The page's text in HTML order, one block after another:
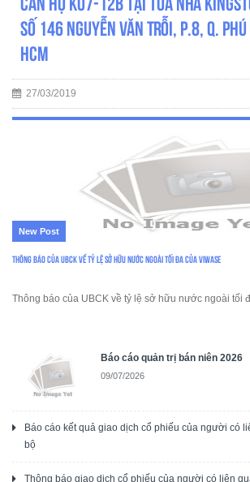
căn hộ K07-12B tại Tòa nhà
số 146 Nguyễn Văn Trỗi, P.8, Q. Phú
HCM
27/03/2019
New Post
Thông báo của UBCK về tỷ lệ sở hữu nước ngoài tối đa của VIWASE
Thông báo của UBCK về tỷ lệ sở hữu nước ngoài tối
Báo cáo quản trị bán niên 2026
09/07/2026
Báo cáo kết quả giao dịch cổ phiếu của người có
bộ
Thông báo giao dịch cổ phiếu của người có liên